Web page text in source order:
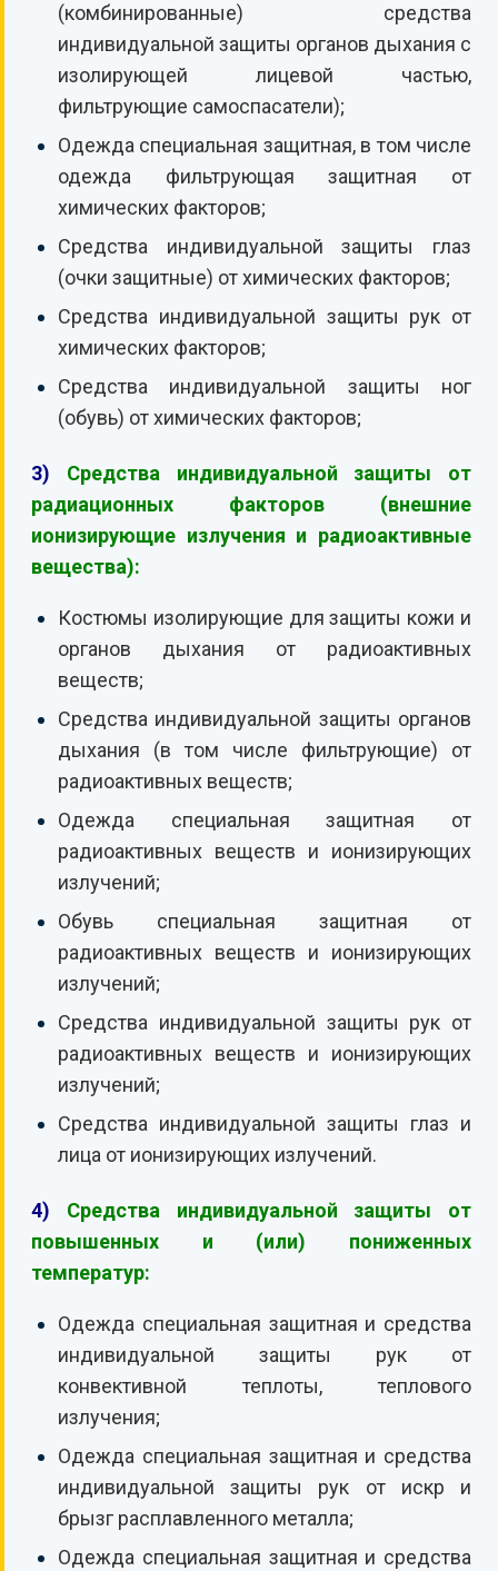
(комбинированные) средства
индивидуальной защиты органов дыхания с
изолирующей лицевой частью,
фильтрующие самоспасатели);
Одежда специальная защитная, в том числе
одежда фильтрующая защитная от
химических факторов;
Средства индивидуальной защиты глаз
(очки защитные) от химических факторов;
Средства индивидуальной защиты рук от
химических факторов;
Средства индивидуальной защиты ног
(обувь) от химических факторов;
3)
Средства индивидуальной защиты от
радиационных факторов (внешние
ионизирующие излучения и радиоактивные
вещества):
Костюмы изолирующие для защиты кожи и
органов дыхания от радиоактивных
веществ;
Средства индивидуальной защиты органов
дыхания (в том числе фильтрующие) от
радиоактивных веществ;
Одежда специальная защитная от
радиоактивных веществ и ионизирующих
излучений;
Обувь специальная защитная от
радиоактивных веществ и ионизирующих
излучений;
Средства индивидуальной защиты рук от
радиоактивных веществ и ионизирующих
излучений;
Средства индивидуальной защиты глаз и
лица от ионизирующих излучений.
4)
Средства индивидуальной защиты от
повышенных и (или) пониженных
температур:
Одежда специальная защитная и средства
индивидуальной защиты рук от
конвективной теплоты, теплового
излучения;
Одежда специальная защитная и средства
индивидуальной защиты рук от искр и
брызг расплавленного металла;
Одежда специальная защитная и средства